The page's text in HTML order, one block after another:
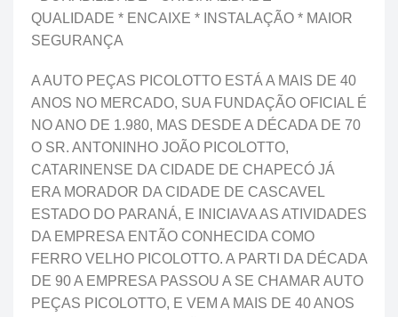
QUALIDADE * ENCAIXE * INSTALAÇÃO * MAIOR
SEGURANÇA
A AUTO PEÇAS PICOLOTTO ESTÁ A MAIS DE 40
ANOS NO MERCADO, SUA FUNDAÇÃO OFICIAL É
NO ANO DE 1.980, MAS DESDE A DÉCADA DE 70
O SR. ANTONINHO JOÃO PICOLOTTO,
CATARINENSE DA CIDADE DE CHAPECÓ JÁ
ERA MORADOR DA CIDADE DE CASCAVEL
ESTADO DO PARANÁ, E INICIAVA AS ATIVIDADES
DA EMPRESA ENTÃO CONHECIDA COMO
FERRO VELHO PICOLOTTO. A PARTI DA DÉCADA
DE 90 A EMPRESA PASSOU A SE CHAMAR AUTO
PEÇAS PICOLOTTO, E VEM A MAIS DE 40 ANOS